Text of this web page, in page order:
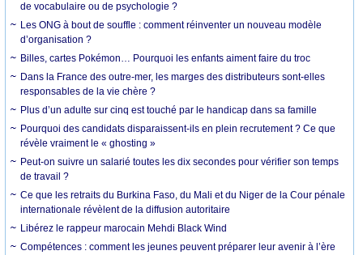
de vocabulaire ou de psychologie ?
Les ONG à bout de souffle : comment réinventer un nouveau modèle
d’organisation ?
Billes, cartes Pokémon… Pourquoi les enfants aiment faire du troc
Dans la France des outre-mer, les marges des distributeurs sont-elles
responsables de la vie chère ?
Plus d’un adulte sur cinq est touché par le handicap dans sa famille
Pourquoi des candidats disparaissent-ils en plein recrutement ? Ce que
révèle vraiment le « ghosting »
Peut-on suivre un salarié toutes les dix secondes pour vérifier son temps
de travail ?
Ce que les retraits du Burkina Faso, du Mali et du Niger de la Cour pénale
internationale révèlent de la diffusion autoritaire
Libérez le rappeur marocain Mehdi Black Wind
Compétences : comment les jeunes peuvent préparer leur avenir à l’ère